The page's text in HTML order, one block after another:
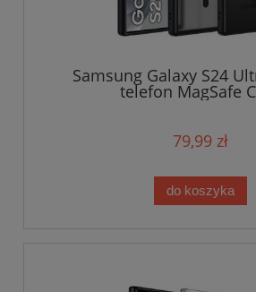
Samsung Galaxy S24
telefon MagSafe
79,99 zł
do koszyka